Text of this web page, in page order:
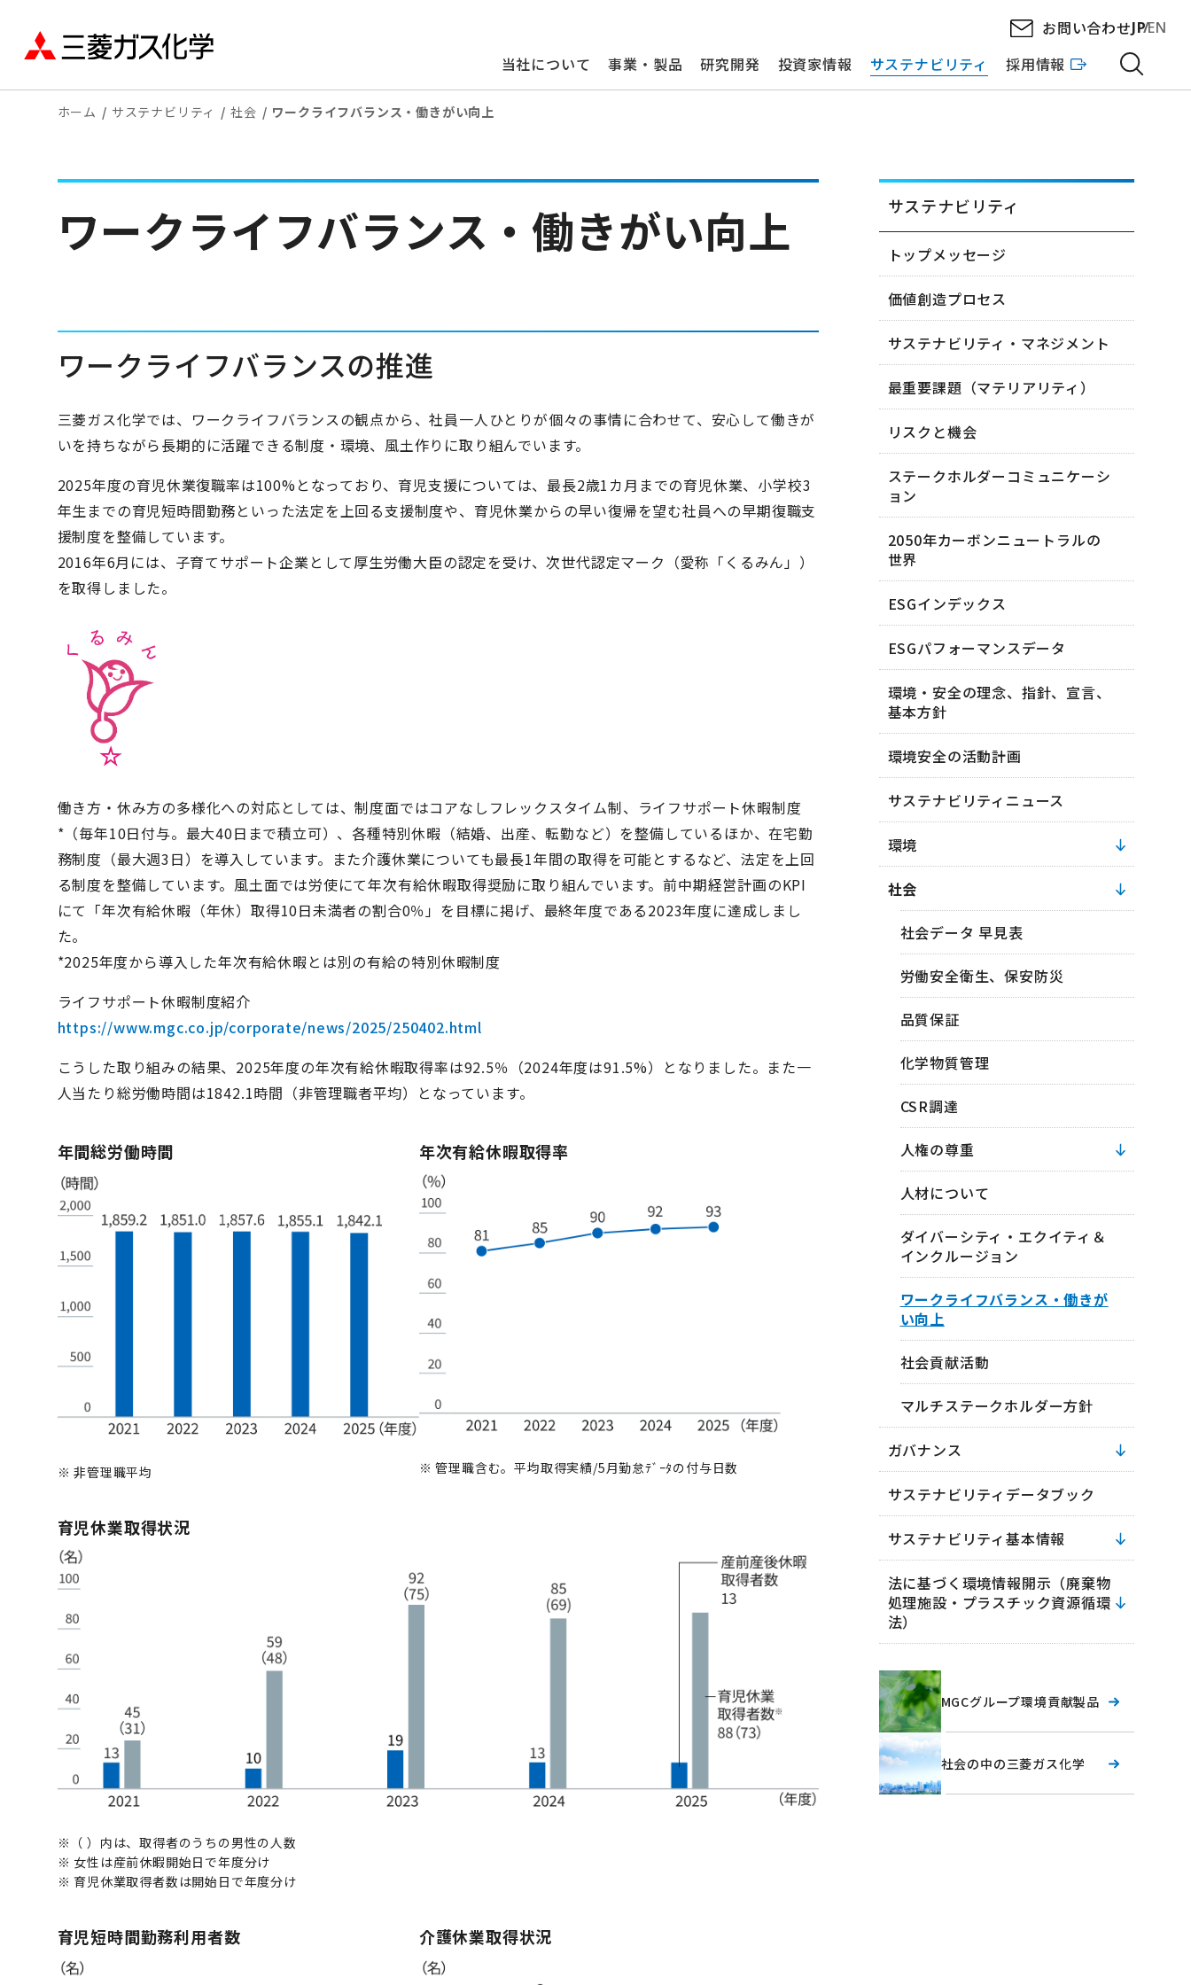
当社について 事業・製品 研究開発 投資家情報 サステナビリティ 採用情報
お問い合わせJPEN
ホーム サステナビリティ 社会 ワークライフバランス・働きがい向上
ワークライフバランス・働きがい向上
ワークライフバランスの推進
三菱ガス化学では、ワークライフバランスの観点から、社員一人ひとりが個々の事情に合わせて、安心して働きが
いを持ちながら長期的に活躍できる制度・環境、風土作りに取り組んでいます。
2025年度の育児休業復職率は100%となっており、育児支援については、最長2歳1カ月までの育児休業、小学校3
年生までの育児短時間勤務といった法定を上回る支援制度や、育児休業からの早い復帰を望む社員への早期復職支
援制度を整備しています。
2016年6月には、子育てサポート企業として厚生労働大臣の認定を受け、次世代認定マーク（愛称「くるみん」）
を取得しました。
働き方・休み方の多様化への対応としては、制度面ではコアなしフレックスタイム制、ライフサポート休暇制度
*（毎年10日付与。最大40日まで積立可）、各種特別休暇（結婚、出産、転勤など）を整備しているほか、在宅勤
務制度（最大週3日）を導入しています。また介護休業についても最長1年間の取得を可能とするなど、法定を上回
る制度を整備しています。風土面では労使にて年次有給休暇取得奨励に取り組んでいます。前中期経営計画のKPI
にて「年次有給休暇（年休）取得10日未満者の割合0％」を目標に掲げ、最終年度である2023年度に達成しまし
た。
*2025年度から導入した年次有給休暇とは別の有給の特別休暇制度
ライフサポート休暇制度紹介
https://www.mgc.co.jp/corporate/news/2025/250402.html
こうした取り組みの結果、2025年度の年次有給休暇取得率は92.5％（2024年度は91.5%）となりました。また一
人当たり総労働時間は1842.1時間（非管理職者平均）となっています。
年間総労働時間
※ 非管理職平均
年次有給休暇取得率
※ 管理職含む。平均取得実績/5月勤怠ﾃﾞｰﾀの付与日数
育児休業取得状況
※ （ ）内は、取得者のうちの男性の人数
※ 女性は産前休暇開始日で年度分け
※ 育児休業取得者数は開始日で年度分け
育児短時間勤務利用者数 介護休業取得状況
サステナビリティ
トップメッセージ
価値創造プロセス
サステナビリティ・マネジメント
最重要課題（マテリアリティ）
リスクと機会
ステークホルダーコミュニケーシ
ョン
2050年カーボンニュートラルの
世界
ESGインデックス
ESGパフォーマンスデータ
環境・安全の理念、指針、宣言、
基本方針
環境安全の活動計画
サステナビリティニュース
環境
社会
社会データ 早見表
労働安全衛生、保安防災
品質保証
化学物質管理
CSR調達
人権の尊重
人材について
ダイバーシティ・エクイティ＆
インクルージョン
ワークライフバランス・働きが
い向上
社会貢献活動
マルチステークホルダー方針
ガバナンス
サステナビリティデータブック
サステナビリティ基本情報
法に基づく環境情報開示（廃棄物
処理施設・プラスチック資源循環
法）
MGCグループ環境貢献製品
社会の中の三菱ガス化学